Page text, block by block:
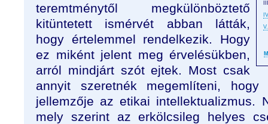
teremtménytől megkülönböztető
kitüntetett ismérvét abban látták,
hogy értelemmel rendelkezik. Hogy
ez miként jelent meg érvelésükben,
arról mindjárt szót ejtek. Most csak
annyit szeretnék megemlíteni,
jellemzője az etikai intellektualizmus.
mely szerint az erkölcsileg helyes